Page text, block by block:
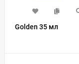
Golden 35 мл